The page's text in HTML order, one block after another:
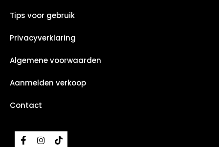
Tips voor gebruik
Privacyverklaring
Algemene voorwaarden
Aanmelden verkoop
Contact